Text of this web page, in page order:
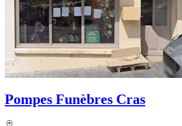
Pompes Funèbres Cras